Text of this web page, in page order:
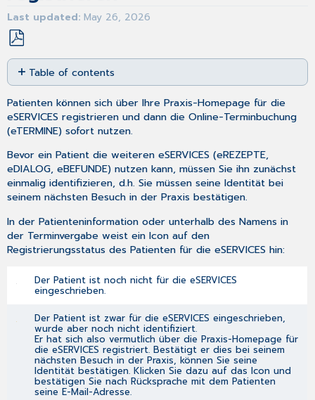
Last updated May 26, 2026
Save
as
PDF
Table of contents
Registrierung
eines
Patienten
löschen
Patienten können sich über Ihre Praxis-Homepage für die
eSERVICES registrieren und dann die Online-Terminbuchung
(eTERMINE) sofort nutzen.
Bevor ein Patient die weiteren eSERVICES (eREZEPTE,
eDIALOG,eBEFUNDE) nutzen kann, müssen Sie ihn zunächst
einmalig identifizieren, d.h. Sie müssen seine Identität bei
seinem nächsten Besuch in der Praxis bestätigen.
In derPatienteninformation oder unterhalb des Namens in
der Terminvergabe weist ein Icon auf den
Registrierungsstatus des Patienten für die eSERVICES hin:
Der Patient ist noch nicht für die eSERVICES
eingeschrieben.
Der Patient ist zwar für die eSERVICES eingeschrieben,
wurde aber noch nicht identifiziert.
Er hat sich also vermutlich über die Praxis-Homepage für
die eSERVICES registriert. Bestätigt er dies bei seinem
nächsten Besuch in der Praxis, können Sie seine
Identität bestätigen. Klicken Sie dazu auf das Icon und
bestätigen Sie nach Rücksprache mit dem Patienten
seine E-Mail-Adresse.